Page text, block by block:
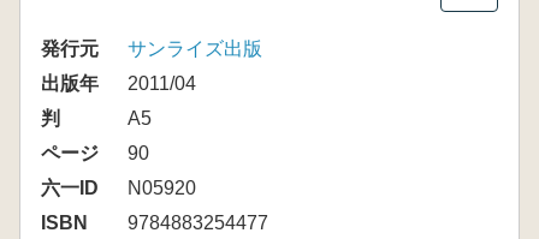
発行元
サンライズ出版
出版年
2011/04
判
A5
ページ
90
六一ID
N05920
ISBN
9784883254477